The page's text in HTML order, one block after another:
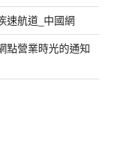
速航道_中國網
點營業時光的通知